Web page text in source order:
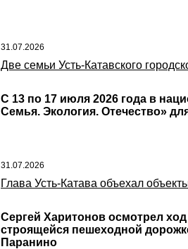
31.07.2026
Две семьи Усть-Катавского
С 13 по 17 июля 2026 года в
Семья. Экология. Отечество»
31.07.2026
Глава Усть-Катава объехал
Сергей Харитонов осмотрел
строящейся пешеходной
Паранино